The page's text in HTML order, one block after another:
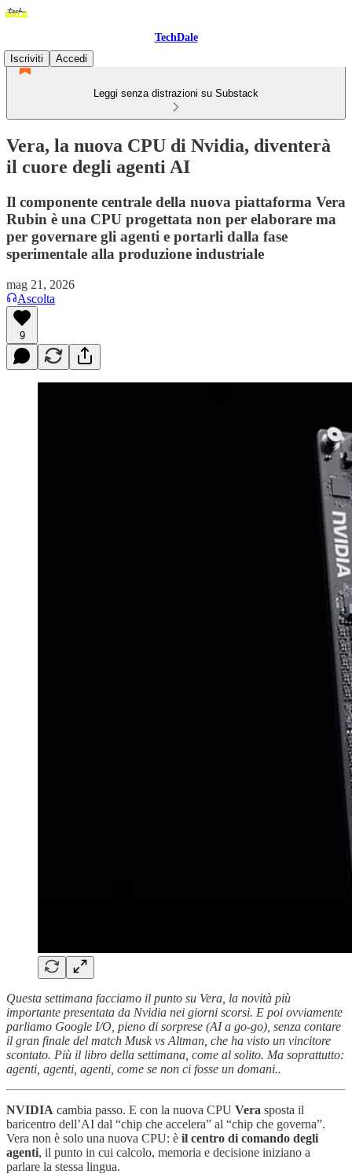
TechDale
Iscriviti
Accedi
Leggi senza distrazioni su Substack
Vera, la nuova CPU di Nvidia, diventerà
il cuore degli agenti AI
Il componente centrale della nuova piattaforma Vera
Rubin è una CPU progettata non per elaborare ma
per governare gli agenti e portarli dalla fase
sperimentale alla produzione industriale
mag 21, 2026
Ascolta
9
Questa settimana facciamo il punto su Vera, la novità più
importante presentata da Nvidia nei giorni scorsi. E poi ovviamente
parliamo Google I/O, pieno di sorprese (AI a go-go), senza contare
il gran finale del match Musk vs Altman, che ha visto un vincitore
scontato. Più il libro della settimana, come al solito. Ma soprattutto:
agenti, agenti, agenti, come se non ci fosse un domani..
NVIDIA cambia passo. E con la nuova CPU Vera sposta il
baricentro dell’AI dal “chip che accelera” al “chip che governa”.
Vera non è solo una nuova CPU: è il centro di comando degli
agenti, il punto in cui calcolo, memoria e decisione iniziano a
parlare la stessa lingua.